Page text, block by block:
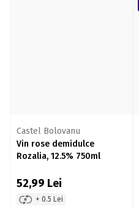
Castel Bolovanu
Vin rose demidulce
Rozalia, 12.5% 750ml
52,99 Lei
+ 0.5 Lei